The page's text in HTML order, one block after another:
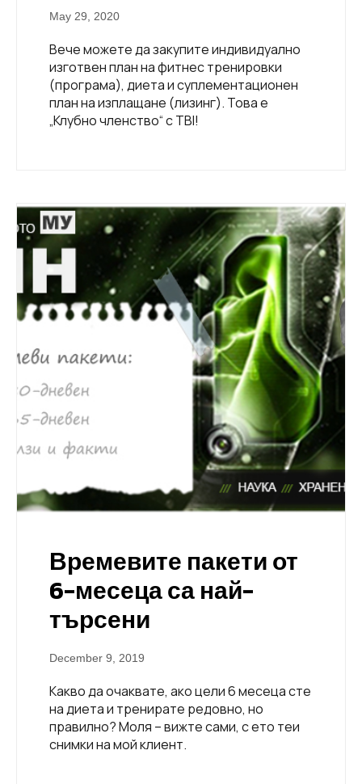
May 29, 2020
Вече можете да закупите индивидуално
изготвен план на фитнес тренировки
(програма), диета и суплементационен
план на изплащане (лизинг). Това е
„Клубно членство“ с TBI!
Времевите пакети от
6-месеца са най-
търсени
December 9, 2019
Какво да очаквате, ако цели 6 месеца сте
на диета и тренирате редовно, но
правилно? Моля – вижте сами, с ето теи
снимки на мой клиент.